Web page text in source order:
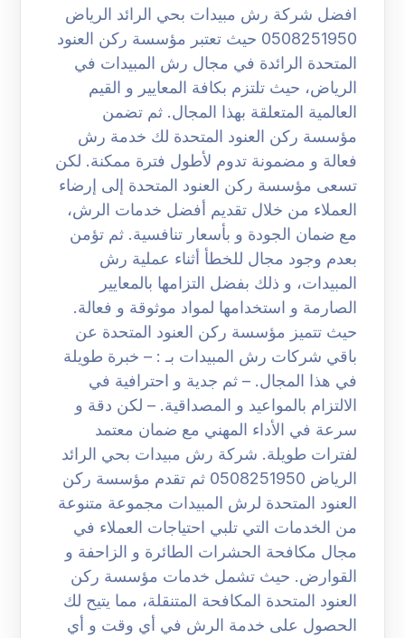
افضل شركة رش مبيدات بحي الرائد الرياض
0508251950 حيث تعتبر مؤسسة ركن العنود
المتحدة الرائدة في مجال رش المبيدات في
الرياض، حيث تلتزم بكافة المعايير و القيم
العالمية المتعلقة بهذا المجال. ثم تضمن
مؤسسة ركن العنود المتحدة لك خدمة رش
فعالة و مضمونة تدوم لأطول فترة ممكنة. لكن
تسعى مؤسسة ركن العنود المتحدة إلى إرضاء
العملاء من خلال تقديم أفضل خدمات الرش،
مع ضمان الجودة و بأسعار تنافسية. ثم تؤمن
بعدم وجود مجال للخطأ أثناء عملية رش
المبيدات، و ذلك بفضل التزامها بالمعايير
الصارمة و استخدامها لمواد موثوقة و فعالة.
حيث تتميز مؤسسة ركن العنود المتحدة عن
باقي شركات رش المبيدات بـ : – خبرة طويلة
في هذا المجال. – ثم جدية و احترافية في
الالتزام بالمواعيد و المصداقية. – لكن دقة و
سرعة في الأداء المهني مع ضمان معتمد
لفترات طويلة. شركة رش مبيدات بحي الرائد
الرياض 0508251950 ثم تقدم مؤسسة ركن
العنود المتحدة لرش المبيدات مجموعة متنوعة
من الخدمات التي تلبي احتياجات العملاء في
مجال مكافحة الحشرات الطائرة و الزاحفة و
القوارض. حيث تشمل خدمات مؤسسة ركن
العنود المتحدة المكافحة المتنقلة، مما يتيح لك
الحصول على خدمة الرش في أي وقت و أي